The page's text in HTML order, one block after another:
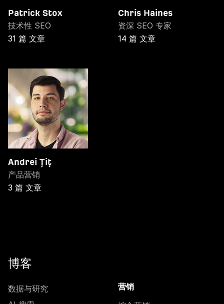
Patrick Stox
技术性 SEO
31 篇 文章
Chris Haines
资深 SEO 专家
14 篇 文章
Andrei Țiț
产品营销
3 篇 文章
博客
数据与研究
营销